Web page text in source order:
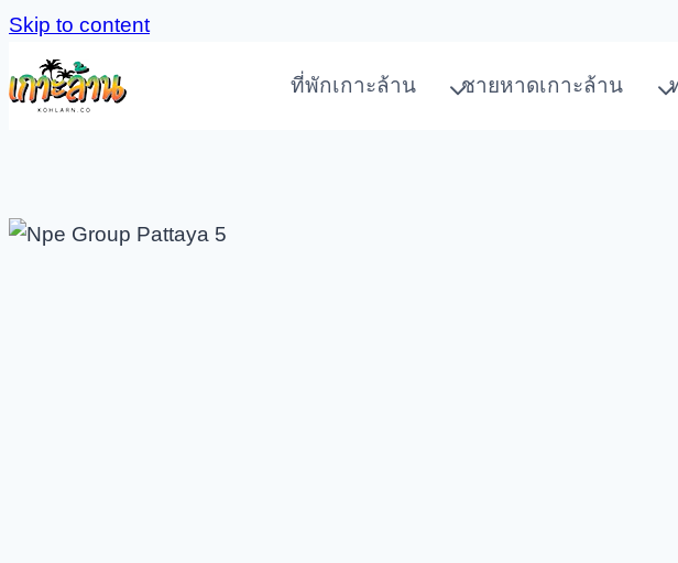
Skip to content
ที่พักเกาะล้าน ชายหาดเกาะล้าน